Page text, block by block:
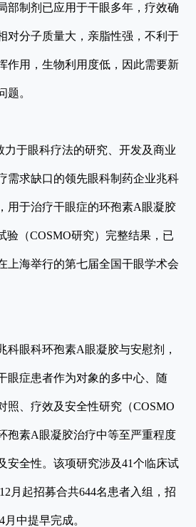
部制剂已应用于干眼多年，疗效确
对分子质量大，亲脂性强，不利于
作用，生物利用度低，因此需要新
题。
力于眼科疗法的研究、开发及商业
需求缺口的领先眼科制药企业兆科
用于治疗干眼症的环孢素A眼凝胶
验（COSMO研究）完整结果，已
上海举行的第七届全国干眼学术会
科眼科环孢素A眼凝胶与安慰剂，
眼症患者作为对象的多中心、随
照、疗效及安全性研究（COSMO
孢素A眼凝胶治疗中等至严重程度
安全性。该项研究涉及41个临床试
月起招募合共644名患者入组，招
中提早完成。